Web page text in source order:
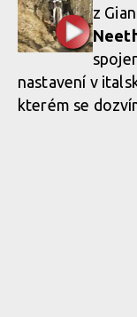
z
nastavení v
kterém se